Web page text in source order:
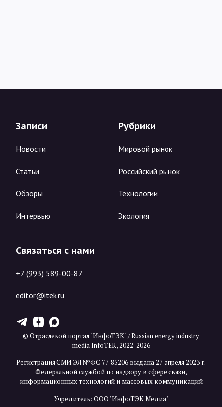
Записи
Новости
Статьи
Обзоры
Интервью
Рубрики
Мировой рынок
Российский рынок
Технологии
Экология
Связаться с нами
+7 (993) 589-00-87
editor@itek.ru
T Z X
© Отраслевой портал "ИнфоТЭК" / Russian energy industry
media InfoTEK, 2022-2026
Регистрация СМИ ЭЛ №ФС 77-85206 выдана 27 апреля 2023 г.
Федеральной службой по надзору в сфере связи,
информационных технологий и массовых коммуникаций
Учредитель: ООО "ИнфоТЭК Медиа"